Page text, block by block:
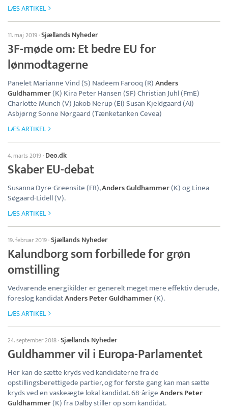
LÆS ARTIKEL
11. maj 2019·Sjællands Nyheder
3F-møde om: Et bedre EU for
lønmodtagerne
Panelet Marianne Vind (S) Nadeem Farooq (R)Anders
Guldhammer(K) Kira Peter Hansen (SF) Christian Juhl (FmE)
Charlotte Munch (V) Jakob Nerup (El) Susan Kjeldgaard (Al)
Asbjørng Sonne Nørgaard (Tænketanken Cevea)
LÆS ARTIKEL
4. marts 2019· Deo.dk
Skaber EU-debat
Susanna Dyre-Greensite (FB),Anders Guldhammer(K) og Linea
Søgaard-Lidell (V).
LÆS ARTIKEL
19. februar 2019·Sjællands Nyheder
Kalundborg som forbillede for grøn
omstilling
Vedvarende energikilder er generelt meget mere effektiv derude,
foreslog kandidatAnders Peter Guldhammer(K).
LÆS ARTIKEL
24. september 2018·Sjællands Nyheder
Guldhammer vil i Europa-Parlamentet
Her kan de sætte kryds ved kandidaterne fra de
opstillingsberettigede partier, og for første gang kan man sætte
kryds ved en vaskeægte lokal kandidat. 68-årigeAnders Peter
Guldhammer(K) fra Dalby stiller op som kandidat.